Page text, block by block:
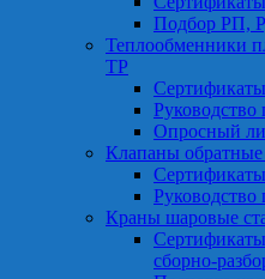
Подбор РП,
Теплообменники
ТР
Опросный
Клапаны
Краны шаровые
сборно-